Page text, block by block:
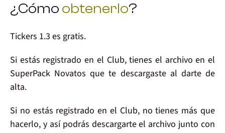
¿Cómo obtenerlo?
Tickers 1.3 es gratis.
Si estás registrado en el Club, tienes el archivo en el
SuperPack Novatos que te descargaste al darte de
alta.
Si no estás registrado en el Club, no tienes más que
hacerlo, y así podrás descargarte el archivo junto con